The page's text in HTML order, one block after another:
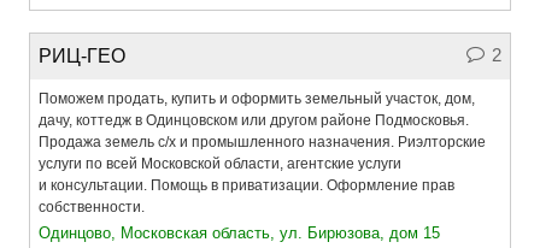
2
РИЦ-ГЕО
Поможем продать, купить и оформить земельный участок, дом,
дачу, коттедж в Одинцовском или другом районе Подмосковья.
Продажа земель с/х и промышленного назначения. Риэлторские
услуги по всей Московской области, агентские услуги
и консультации. Помощь в приватизации. Оформление прав
собственности.
Одинцово, Московская область, ул. Бирюзова, дом 15